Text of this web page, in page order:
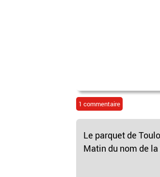
1 commentaire
Le parquet de
Matin du nom de